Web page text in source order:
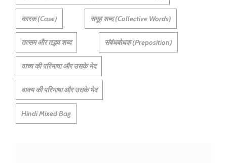
कारक (Case) समूह शब्द (Collective Words)
तत्सम और तद्भव शब्द संबंधबोधक (Preposition)
वाच्य की परिभाषा और उसके भेद
वाक्य की परिभाषा और उसके भेद
Hindi Mixed Bag